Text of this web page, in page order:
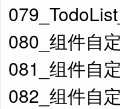
080_组件自
081_组件自
082_组件自